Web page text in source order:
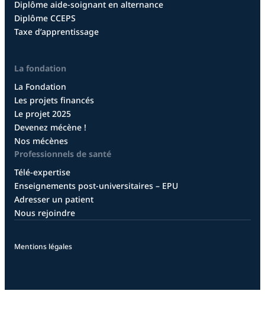
Diplôme aide-soignant en alternance
Diplôme CCEPS
Taxe d’apprentissage
La fondation
La Fondation
Les projets financés
Le projet 2025
Devenez mécène !
Nos mécènes
Professionnels de santé
Télé-expertise
Enseignements post-universitaires – EPU
Adresser un patient
Nous rejoindre
Mentions légales